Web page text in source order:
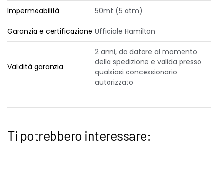
Impermeabilità 50mt (5 atm)
Garanzia e certificazione Ufficiale Hamilton
Validità garanzia
2 anni, da datare al momento
della spedizione e valida presso
qualsiasi concessionario
autorizzato
Ti potrebbero interessare: